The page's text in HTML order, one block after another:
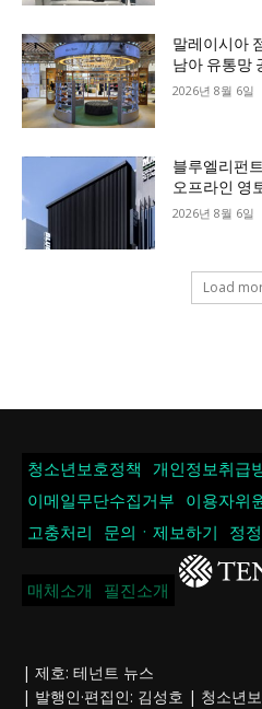
말레이시아
남아 유통망
2026년 8월 6일
블루엘리펀
오프라인 영
2026년 8월 6일
Load
청소년보호정책 개인정보취급
이메일무단수집거부
이용자위
고충처리
문의ㆍ제보하기 정
매체소개 필진소개
| 제호: 테넌트 뉴스
| 발행인·편집인: 김성호 | 청소년